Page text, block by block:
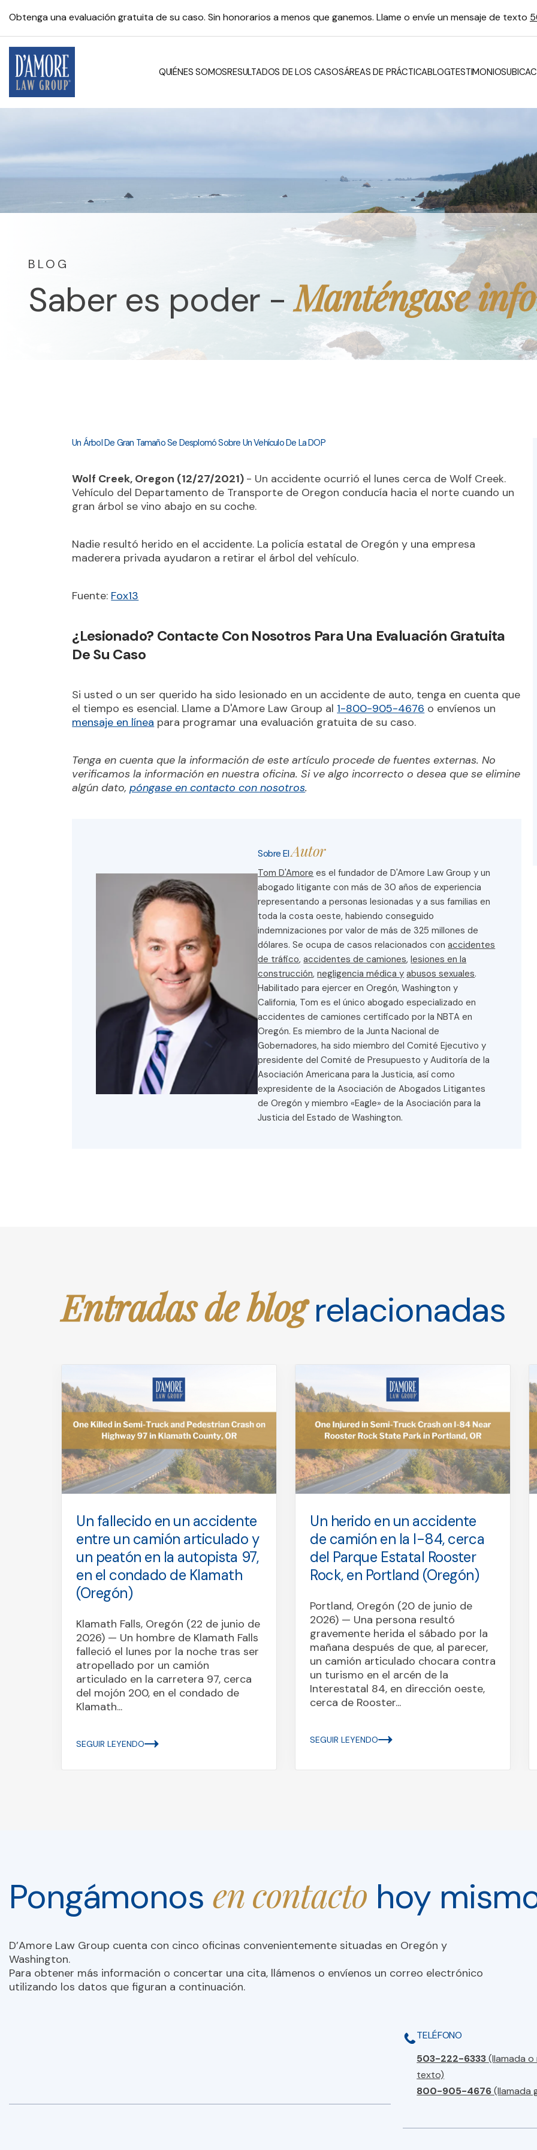
Obtenga una evaluación gratuita de su caso. Sin honorarios a menos que ganemos. Llame o envíe un mensaje de texto
QUIÉNES SOMOSRESULTADOS DE LOS CASOSÁREAS DE PRÁCTICABLOGTESTIMONIOS
Saber es poder -Manténgase
BLOG
Un Árbol De Gran Tamaño Se Desplomó Sobre Un Vehículo De La DOP
Wolf Creek, Oregon (12/27/2021) - Un accidente ocurrió el lunes cerca de Wolf Creek.
Vehículo del Departamento de Transporte de Oregon conducía hacia el norte cuando un
gran árbol se vino abajo en su coche.
Nadie resultó herido en el accidente. La policía estatal de Oregón y una empresa
maderera privada ayudaron a retirar el árbol del vehículo.
Fuente: Fox13
¿Lesionado? Contacte Con Nosotros Para Una Evaluación Gratuita
De Su Caso
Si usted o un ser querido ha sido lesionado en un accidente de auto, tenga en cuenta que
el tiempo es esencial. Llame a D'Amore Law Group al 1-800-905-4676 o envíenos un
mensaje en línea para programar una evaluación gratuita de su caso.
Tenga en cuenta que la información de este artículo procede de fuentes externas. No
verificamos la información en nuestra oficina. Si ve algo incorrecto o desea que se elimine
algún dato,póngase en contacto con nosotros.
Sobre ElAutor
Tom D'Amore es el fundador de D'Amore Law Group y un
abogado litigante con más de 30 años de experiencia
representando a personas lesionadas y a sus familias en
toda la costa oeste, habiendo conseguido
indemnizaciones por valor de más de 325 millones de
dólares. Se ocupa de casos relacionados conaccidentes
de tráfico,accidentes de camiones,lesiones en la
construcción,negligencia médica y abusos sexuales.
Habilitado para ejercer en Oregón, Washington y
California, Tom es el único abogado especializado en
accidentes de camiones certificado por la NBTA en
Oregón. Es miembro de la Junta Nacional de
Gobernadores, ha sido miembro del Comité Ejecutivo y
presidente del Comité de Presupuesto y Auditoría de la
Asociación Americana para la Justicia, así como
expresidente de la Asociación de Abogados Litigantes
de Oregón y miembro «Eagle» de la Asociación para la
Justicia del Estado de Washington.
Entradas de blogrelacionadas
Un fallecido en un accidente
entre un camión articulado y
un peatón en la autopista 97,
en el condado de Klamath
(Oregón)
Klamath Falls, Oregón (22 de junio de
2026) — Un hombre de Klamath Falls
falleció el lunes por la noche tras ser
atropellado por un camión
articulado en la carretera 97, cerca
del mojón 200, en el condado de
Klamath...
SEGUIR LEYENDO
Un herido en un accidente
de camión en la I-84, cerca
del Parque Estatal Rooster
Rock, en Portland (Oregón)
Portland, Oregón (20 de junio de
2026) — Una persona resultó
gravemente herida el sábado por la
mañana después de que, al parecer,
un camión articulado chocara contra
un turismo en el arcén de la
Interestatal 84, en dirección oeste,
cerca de Rooster...
SEGUIR LEYENDO
Pongámonos en contacto hoy
D’Amore Law Group cuenta con cinco oficinas convenientemente situadas en Oregón y
Washington.
Para obtener más información o concertar una cita, llámenos o envíenos un correo electrónico
utilizando los datos que figuran a continuación.
TELÉFONO
503-222-6333(llamada o
texto)
800-905-4676(llamada